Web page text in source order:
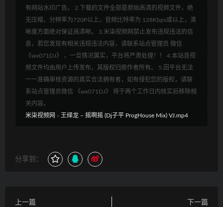
有网站水印广告。 2.下载的文件全部是原始高清的视频文件，绝
无压缩，分辨率为720P以上，音频比特率为 128Kbps或以上，清
晰度方面绝对保证高清晰。 3.米柒视频网禁止发布违规违法的信
息，若您发现有相关违规违法内容，请联系站点管理员 微信
《wx071DJ》 ，一旦情况属实，平台将严肃处理！！ 4.本站音视
频文件均由用户上传发布，其版权归原作者所有。 5.因平台无法
一一准确审核资源的真实合法拥有者，如有侵犯您的版权，请联
系站点管理员微信 《wx071DJ》 将于两个工作日内核实后移除相
关内容。
米柒视频网 » 王绎龙 – 摇啊摇 (Dj子平 ProgHouse Mix) VJ.mp4
分享到：
上一篇
下一篇